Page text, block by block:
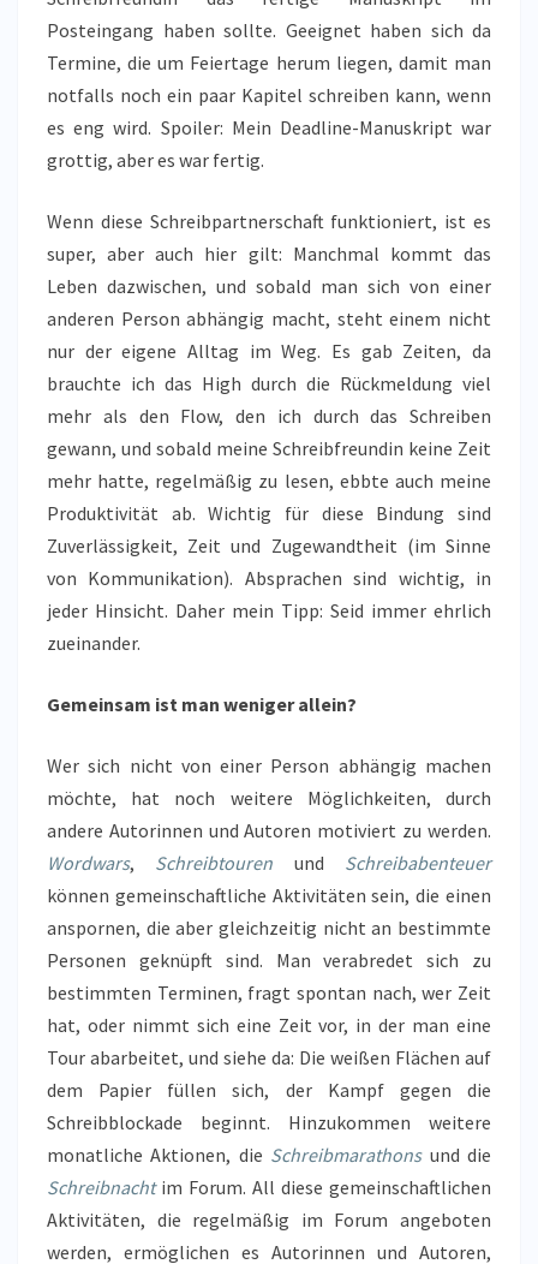
Posteingang haben sollte. Geeignet haben sich da
Termine, die um Feiertage herum liegen, damit man
notfalls noch ein paar Kapitel schreiben kann, wenn
es eng wird. Spoiler: Mein Deadline-Manuskript war
grottig, aber es war fertig.
Wenn diese Schreibpartnerschaft funktioniert, ist es
super, aber auch hier gilt: Manchmal kommt das
Leben dazwischen, und sobald man sich von einer
anderen Person abhängig macht, steht einem nicht
nur der eigene Alltag im Weg. Es gab Zeiten, da
brauchte ich das High durch die Rückmeldung viel
mehr als den Flow, den ich durch das Schreiben
gewann, und sobald meine Schreibfreundin keine Zeit
mehr hatte, regelmäßig zu lesen, ebbte auch meine
Produktivität ab. Wichtig für diese Bindung sind
Zuverlässigkeit, Zeit und Zugewandtheit (im Sinne
von Kommunikation). Absprachen sind wichtig, in
jeder Hinsicht. Daher mein Tipp: Seid immer ehrlich
zueinander.
Gemeinsam ist man weniger allein?
Wer sich nicht von einer Person abhängig machen
möchte, hat noch weitere Möglichkeiten, durch
andere Autorinnen und Autoren motiviert zu werden.
Wordwars, Schreibtouren und Schreibabenteuer
können gemeinschaftliche Aktivitäten sein, die einen
anspornen, die aber gleichzeitig nicht an bestimmte
Personen geknüpft sind. Man verabredet sich zu
bestimmten Terminen, fragt spontan nach, wer Zeit
hat, oder nimmt sich eine Zeit vor, in der man eine
Tour abarbeitet, und siehe da: Die weißen Flächen auf
dem Papier füllen sich, der Kampf gegen die
Schreibblockade beginnt. Hinzukommen weitere
monatliche Aktionen, die Schreibmarathons und die
Schreibnacht im Forum. All diese gemeinschaftlichen
Aktivitäten, die regelmäßig im Forum angeboten
werden, ermöglichen es Autorinnen und Autoren,